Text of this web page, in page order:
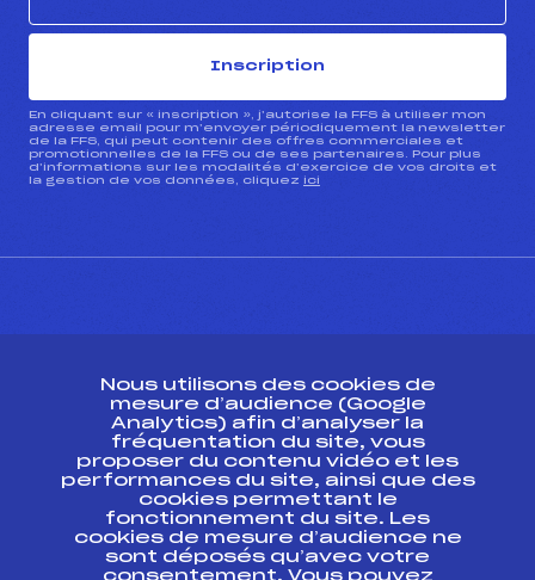
Inscription
En cliquant sur « inscription », j’autorise la FFS à utiliser mon
adresse email pour m’envoyer périodiquement la newsletter
de la FFS, qui peut contenir des offres commerciales et
promotionnelles de la FFS ou de ses partenaires. Pour plus
d’informations sur les modalités d’exercice de vos droits et
la gestion de vos données, cliquez ici
Ressources
Pass’Neige
Projet sportif fédéral
Projet de performance fédéral
Antidopage
Nous utilisons des cookies de
mesure d’audience (Google
Analytics) afin d’analyser la
fréquentation du site, vous
proposer du contenu vidéo et les
performances du site, ainsi que des
cookies permettant le
fonctionnement du site. Les
cookies de mesure d’audience ne
sont déposés qu’avec votre
consentement. Vous pouvez